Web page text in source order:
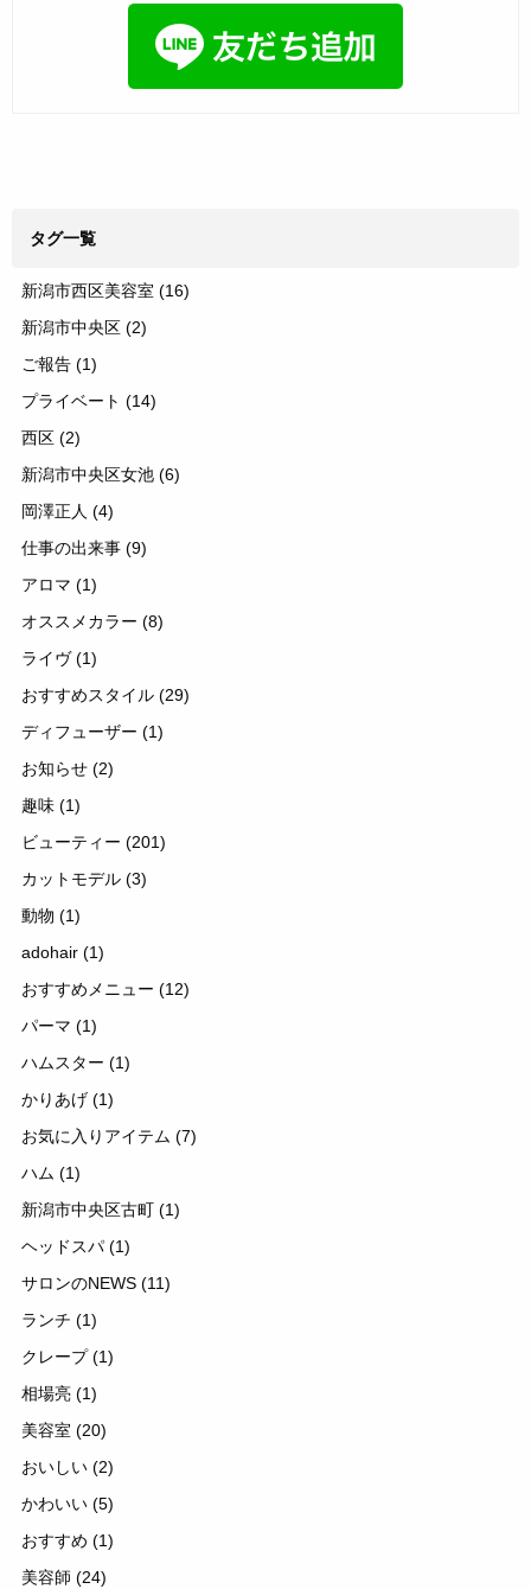
タグ一覧
新潟市西区美容室 (16)
新潟市中央区 (2)
ご報告 (1)
プライベート (14)
西区 (2)
新潟市中央区女池 (6)
岡澤正人 (4)
仕事の出来事 (9)
アロマ (1)
オススメカラー (8)
ライヴ(1)
おすすめスタイル (29)
ディフューザー (1)
お知らせ (2)
趣味 (1)
ビューティー (201)
カットモデル (3)
動物 (1)
adohair (1)
おすすめメニュー (12)
パーマ (1)
ハムスター (1)
かりあげ (1)
お気に入りアイテム (7)
ハム (1)
新潟市中央区古町 (1)
ヘッドスパ (1)
サロンのNEWS (11)
ランチ (1)
クレープ(1)
相場亮 (1)
美容室 (20)
おいしい (2)
かわいい (5)
おすすめ (1)
美容師 (24)